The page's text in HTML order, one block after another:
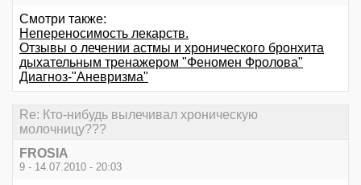
Смотри также:
Непереносимость лекарств.
Отзывы о лечении астмы и хронического бронхита
дыхательным тренажером "Феномен Фролова"
Диагноз-"Аневризма"
Re: Кто-нибудь вылечивал хроническую
молочницу???
FROSIA
9 - 14.07.2010 - 20:03